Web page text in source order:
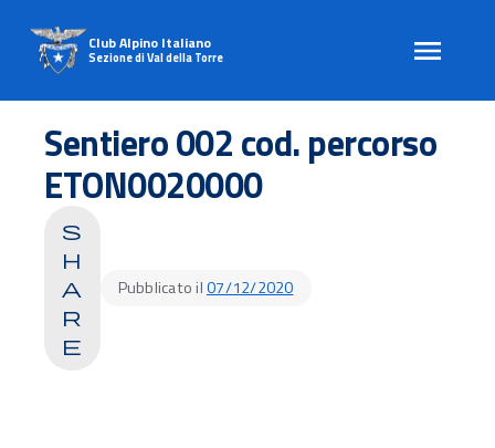
content
Club Alpino Italiano
Sezione di Val della Torre
Sentiero 002 cod. percorso
ETON0020000
s
h
a
r
e
Pubblicato il07/12/2020